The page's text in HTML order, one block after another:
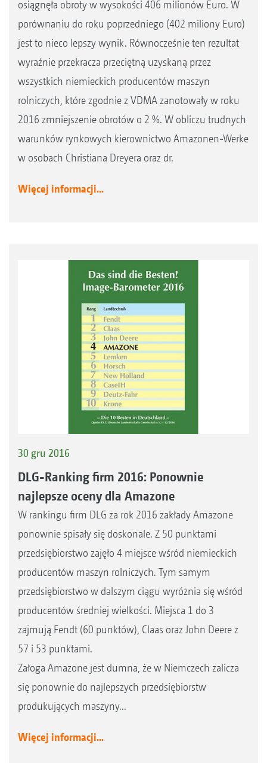
osiągnęła obroty w wysokości 406 milionów Euro. W
porównaniu do roku poprzedniego (402 miliony Euro)
jest to nieco lepszy wynik. Równocześnie ten rezultat
wyraźnie przekracza przeciętną uzyskaną przez
wszystkich niemieckich producentów maszyn
rolniczych, które zgodnie z VDMA zanotowały w roku
2016 zmniejszenie obrotów o 2 %. W obliczu trudnych
warunków rynkowych kierownictwo Amazonen-Werke
w osobach Christiana Dreyera oraz dr.
Więcej informacji...
30 gru 2016
DLG-Ranking firm 2016: Ponownie
najlepsze oceny dla Amazone
W rankingu firm DLG za rok 2016 zakłady Amazone
ponownie spisały się doskonale. Z 50 punktami
przedsiębiorstwo zajęło 4 miejsce wśród niemieckich
producentów maszyn rolniczych. Tym samym
przedsiębiorstwo w dalszym ciągu wyróżnia się wśród
producentów średniej wielkości. Miejsca 1 do 3
zajmują Fendt (60 punktów), Claas oraz John Deere z
57 i 53 punktami.
Załoga Amazone jest dumna, że w Niemczech zalicza
się ponownie do najlepszych przedsiębiorstw
produkujących maszyny...
Więcej informacji...